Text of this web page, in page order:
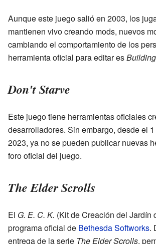
Aunque este juego salió en 2003, los
mantienen vivo creando mods, nuevos
cambiando el comportamiento de los
herramienta oficial para editar es
Don't Starve
Este juego tiene herramientas oficiales
desarrolladores. Sin embargo, desde el
2023, ya no se pueden publicar nuevas
foro oficial del juego.
The Elder Scrolls
El G. E. C. K. (Kit de Creación del Jardín
programa oficial de Bethesda Softworks.
entrega de la serie The Elder Scrolls,